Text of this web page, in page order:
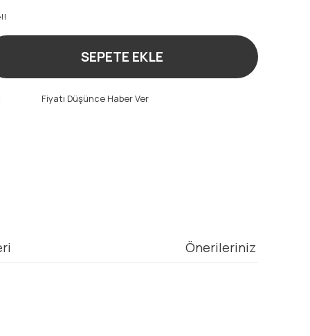
SEPETE EKLE
Fiyatı Düşünce Haber Ver
Önerileriniz